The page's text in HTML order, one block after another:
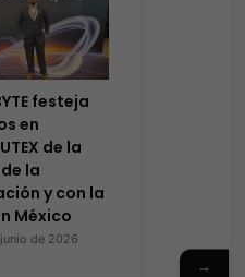
festeja
en
de la
la
y con la
México
de 2026
→